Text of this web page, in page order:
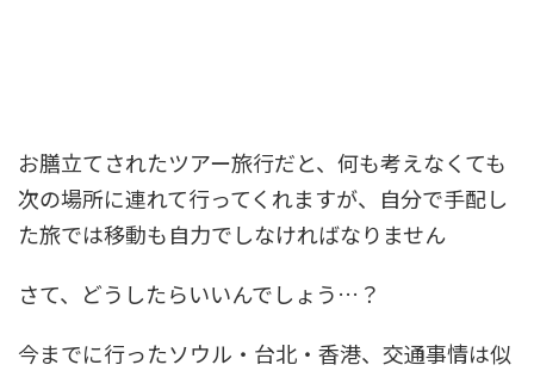
お膳立てされたツアー旅行だと、何も考えなくても
次の場所に連れて行ってくれますが、自分で手配し
た旅では移動も自力でしなければなりません
さて、どうしたらいいんでしょう…？
今までに行ったソウル・台北・香港、交通事情は似